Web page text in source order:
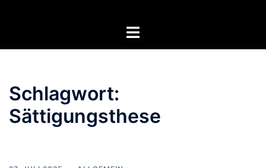
Menü
Schlagwort:
Sättigungsthese